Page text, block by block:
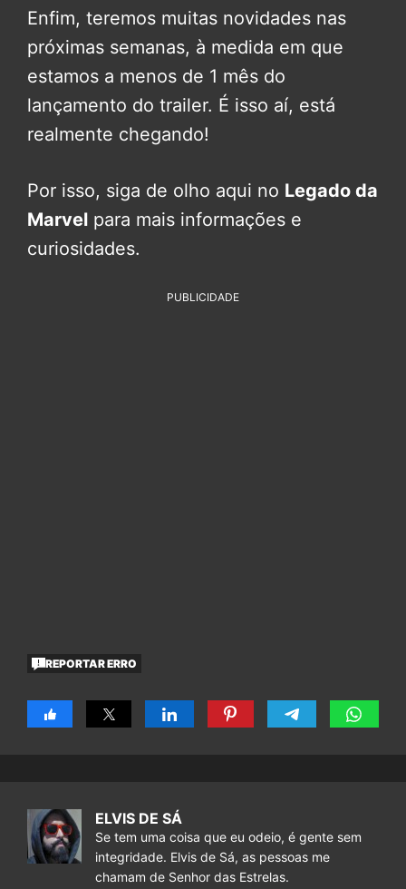
Enfim, teremos muitas novidades nas
próximas semanas, à medida em que
estamos a menos de 1 mês do
lançamento do trailer. É isso aí, está
realmente chegando!
Por isso, siga de olho aqui no Legado da
Marvel para mais informações e
curiosidades.
PUBLICIDADE
REPORTAR ERRO
ELVIS DE SÁ
Se tem uma coisa que eu odeio, é gente sem
integridade. Elvis de Sá, as pessoas me
chamam de Senhor das Estrelas.